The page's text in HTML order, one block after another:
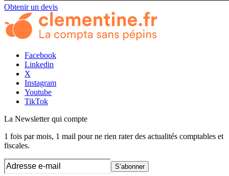
Obtenir un devis
Facebook
Linkedin
X
Instagram
Youtube
TikTok
La Newsletterqui compte
1 fois par mois, 1 mail pour ne rien rater des actualités comptables et
fiscales.
S’abonner